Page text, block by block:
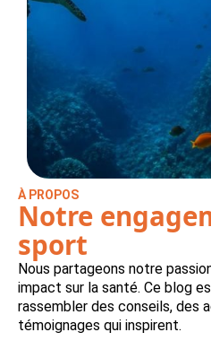
À PROPOS
Notre
sport
Nous partageons notre
impact sur la santé. Ce blog
rassembler des conseils, des
témoignages qui inspirent.